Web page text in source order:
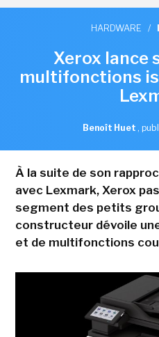
HARDWARE /
Xerox lance
multifonctions
Benoît Huet ,
À la suite de son
avec Lexmark, Xerox
segment des petits
constructeur dévoile
et de multifonctions